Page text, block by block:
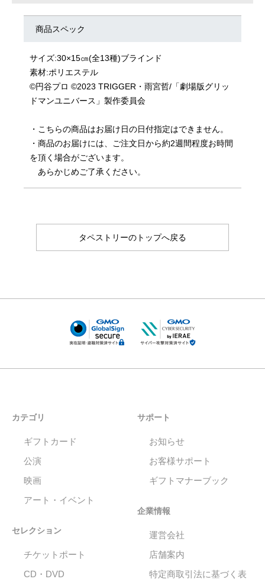
商品スペック
サイズ:30×15㎝(全13種)ブラインド
素材:ポリエステル
©円谷プロ ©2023 TRIGGER・雨宮哲/「劇場版グリッ
ドマンユニバース」製作委員会
・こちらの商品はお届け日の日付指定はできません。
・商品のお届けには、ご注文日から約2週間程度お時間
を頂く場合がございます。
あらかじめご了承ください。
タペストリーのトップへ戻る
カテゴリ
ギフトカード
公演
映画
アート・イベント
セレクション
チケットポート
CD・DVD
サポート
お知らせ
お客様サポート
ギフトマナーブック
企業情報
運営会社
店舗案内
特定商取引法に基づく表